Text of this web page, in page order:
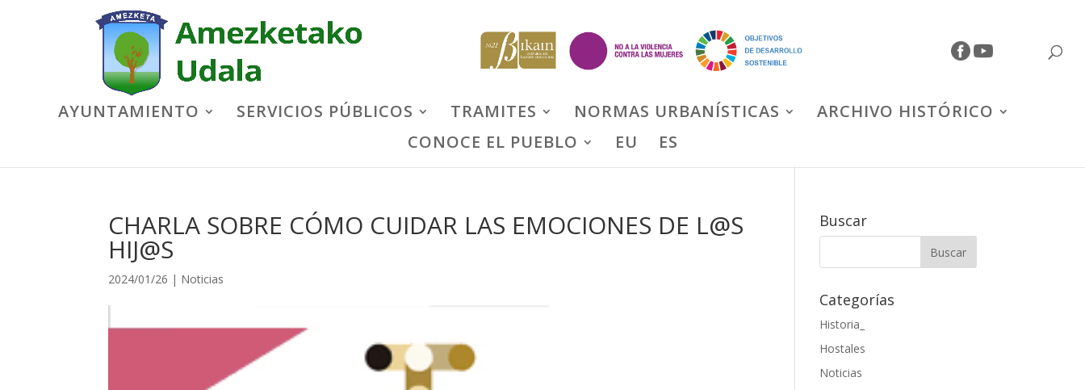
AYUNTAMIENTO SERVICIOS PÚBLICOS TRAMITES NORMAS URBANÍSTICAS
ARCHIVO HISTÓRICO
CONOCE EL PUEBLO
EU ES
CHARLA SOBRE CÓMO CUIDAR LAS EMOCIONES DE L@S
HIJ@S
2024/01/26 | Noticias
Buscar
Categorías
Historia_
Hostales
Noticias